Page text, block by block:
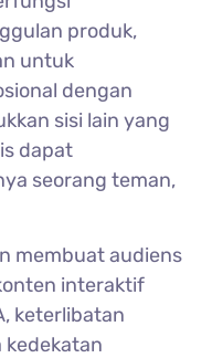
produk,
untuk
dengan
sisi lain yang
dapat
seorang teman,
membuat audiens
interaktif
keterlibatan
kedekatan